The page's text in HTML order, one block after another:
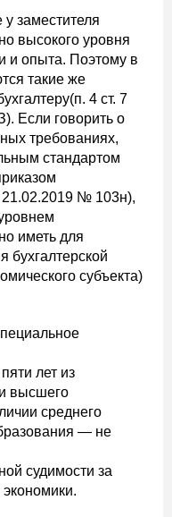
у заместителя
высокого уровня
и опыта. Поэтому в
такие же
4 ст. 7
Если говорить о
требованиях,
стандартом
21.02.2019 № 103н),
иметь для
бухгалтерской
субъекта)
лет из
высшего
среднего
— не
судимости за